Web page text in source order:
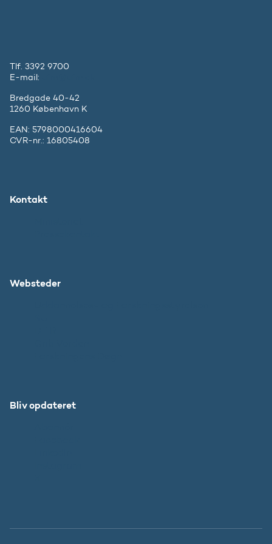
Tlf. 3392 9700
E-mail:
Bredgade 40-42
1260 København K
EAN: 5798000416604
CVR-nr.: 16805408
Kontakt
Websteder
Bliv opdateret